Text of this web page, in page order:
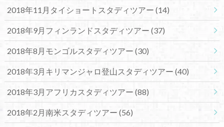
2018年11月タイショートスタディツアー (14)
2018年9月フィンランドスタディツアー (37)
2018年8月モンゴルスタディツアー (30)
2018年3月キリマンジャロ登山スタディツアー (40)
2018年3月アフリカスタディツアー (88)
2018年2月南米スタディツアー (56)